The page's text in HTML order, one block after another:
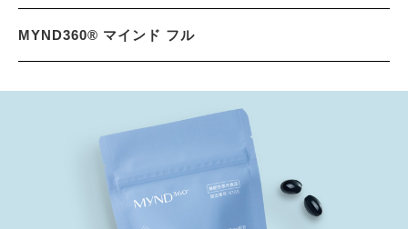
MYND360® マインド フル